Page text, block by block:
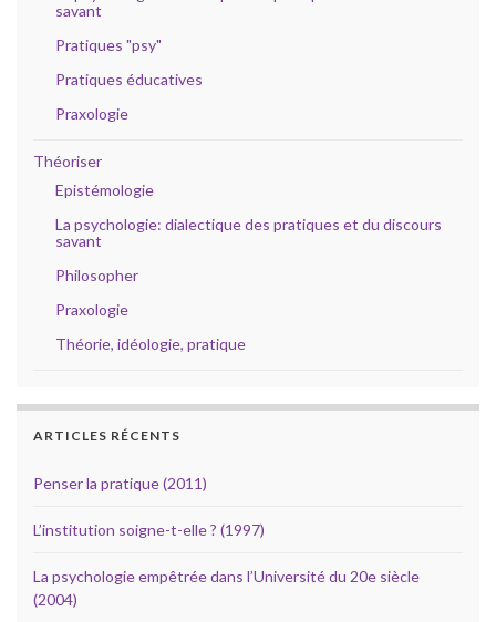
savant
Pratiques "psy"
Pratiques éducatives
Praxologie
Théoriser
Epistémologie
La psychologie: dialectique des pratiques et du discours
savant
Philosopher
Praxologie
Théorie, idéologie, pratique
ARTICLES RÉCENTS
Penser la pratique (2011)
L’institution soigne-t-elle ? (1997)
La psychologie empêtrée dans l’Université du 20e siècle
(2004)